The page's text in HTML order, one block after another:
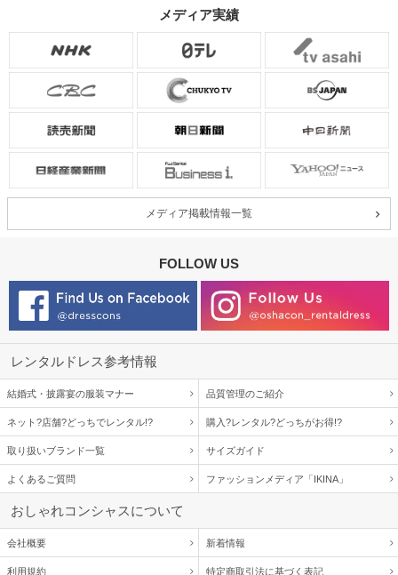
メディア実績
メディア掲載情報一覧
FOLLOW US
レンタルドレス参考情報
結婚式・披露宴の服装マナー 品質管理のご紹介
ネット?店舗?どっちでレンタル!? 購入?レンタル?どっちがお得!?
取り扱いブランド一覧 サイズガイド
よくあるご質問 ファッションメディア「IKINA」
おしゃれコンシャスについて
会社概要 新着情報
利用規約 特定商取引法に基づく表記